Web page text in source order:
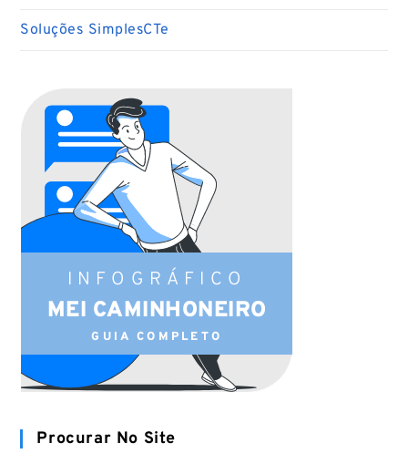
Soluções SimplesCTe
INFOGRÁFICO
MEI CAMINHONEIRO
GUIA COMPLETO
Procurar No Site